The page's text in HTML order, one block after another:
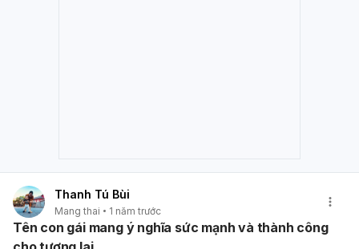
Thanh Tú Bùi
Mang thai 1 năm trước
Tên con gái mang ý nghĩa sức mạnh và thành công